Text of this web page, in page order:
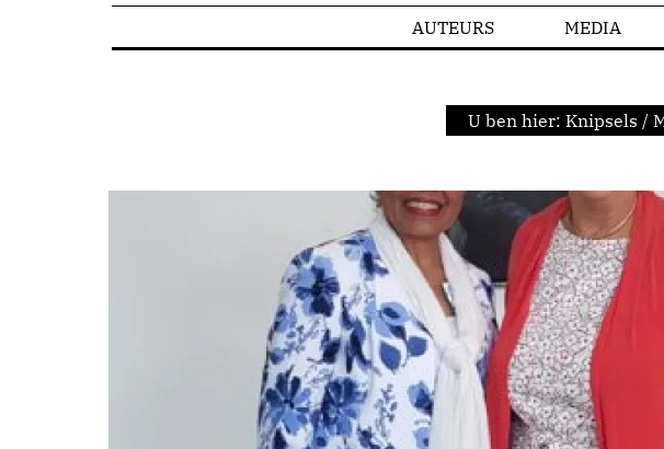
AUTEURS MEDIA
U ben hier: Knipsels /